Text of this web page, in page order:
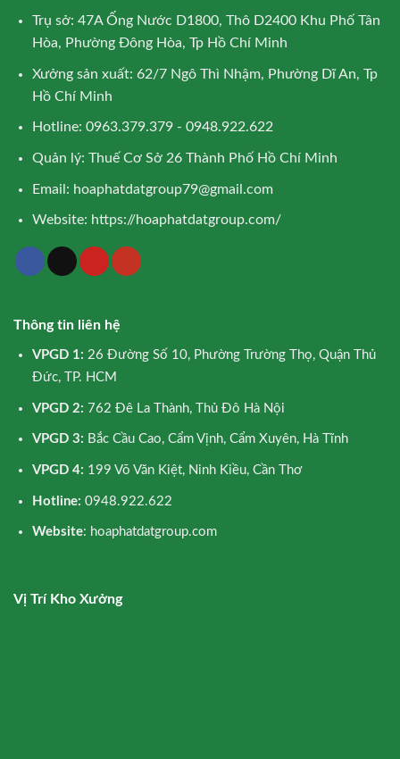
Trụ sở: 47A Ống Nước D1800, Thô D2400 Khu Phố Tân
Hòa, Phường Đông Hòa, Tp Hồ Chí Minh
Xưởng sản xuất: 62/7 Ngô Thì Nhậm, Phường Dĩ An, Tp
Hồ Chí Minh
Hotline: 0963.379.379 - 0948.922.622
Quản lý: Thuế Cơ Sở 26 Thành Phố Hồ Chí Minh
Email: hoaphatdatgroup79@gmail.com
Website: https://hoaphatdatgroup.com/
Thông tin liên hệ
VPGD 1: 26 Đường Số 10, Phường Trường Thọ, Quận Thủ
Đức, TP. HCM
VPGD 2: 762 Đê La Thành, Thủ Đô Hà Nội
VPGD 3: Bắc Cầu Cao, Cẩm Vịnh, Cẩm Xuyên, Hà Tĩnh
VPGD 4: 199 Võ Văn Kiệt, Ninh Kiều, Cần Thơ
Hotline: 0948.922.622
Website: hoaphatdatgroup.com
Vị Trí Kho Xưởng